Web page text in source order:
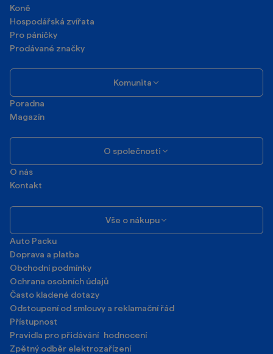
Koně
Hospodářská zvířata
Pro páníčky
Prodávané značky
Komunita
Poradna
Magazín
O společnosti
O nás
Kontakt
Vše o nákupu
Auto Packu
Doprava a platba
Obchodní podmínky
Ochrana osobních údajů
Často kladené dotazy
Odstoupení od smlouvy a reklamační řád
Přístupnost
Pravidla pro přidávání hodnocení
Zpětný odběr elektrozařízení